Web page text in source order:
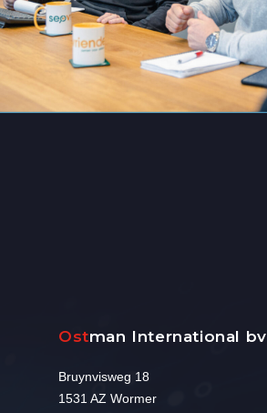
Ostman International bv
Bruynvisweg 18
1531 AZ Wormer